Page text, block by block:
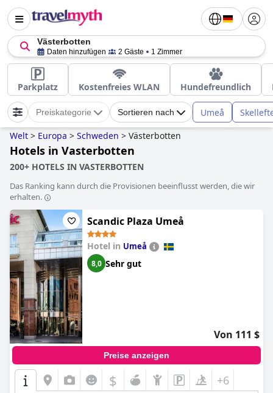
Västerbotten
Daten hinzufügen 2 Gäste 1 Zimmer
Parkplatz Kostenfreies WLAN Hundefreundlich
Preiskategorie Sortieren nach Umeå
Welt > Europa > Schweden > Västerbotten
Hotels in Vasterbotten
200+ HOTELS IN VASTERBOTTEN
Das Ranking kann durch die Provisionen beeinflusst werden, die wir
erhalten.
Scandic Plaza Umeå
Hotel in Umeå
8,0 Sehr gut
Von 111 $
Preise anzeigen
$ +6